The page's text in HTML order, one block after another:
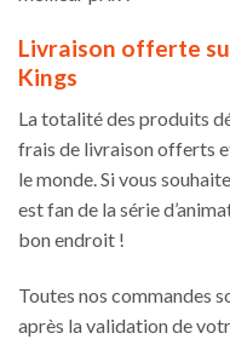
Livraison offerte
Kings
La totalité des produits
frais de livraison offerts
le monde. Si vous
est fan de la série
bon endroit !
Toutes nos commandes
après la validation de